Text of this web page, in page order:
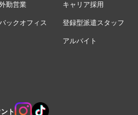
勤営業
ックオフィス
キャリア採用
登録型派遣スタッフ
アルバイト
ト